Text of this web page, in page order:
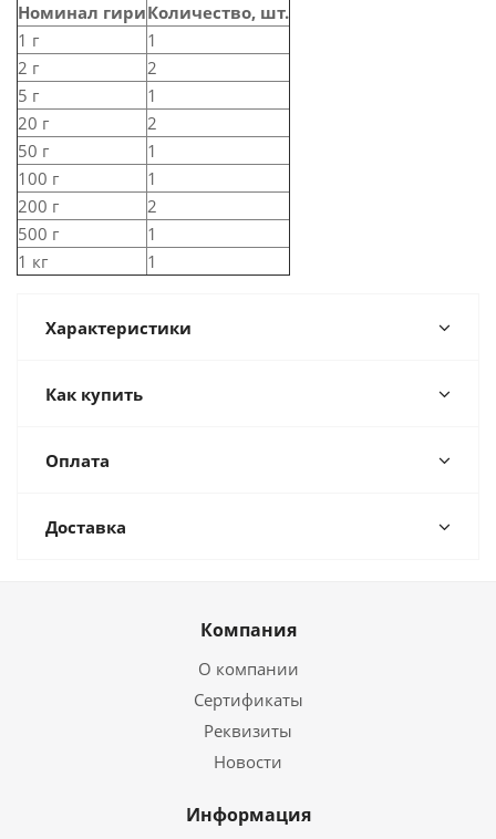
Номинал гириКоличество, шт.
1 г
1
2 г
2
5 г
1
20 г
2
50 г
1
100 г
1
200 г
2
500 г
1
1 кг
1
Характеристики
Как купить
Оплата
Доставка
Компания
О компании
Сертификаты
Реквизиты
Новости
Информация